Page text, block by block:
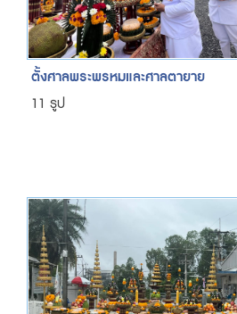
ตั้งศาลพระพรหมและศาลตายาย
11 รูป